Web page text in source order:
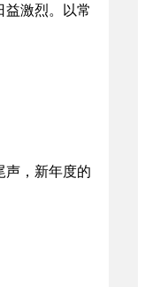
益激烈。以常
声，新年度的